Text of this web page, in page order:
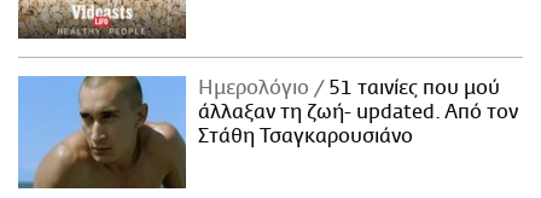
Ημερολόγιο
51 ταινίες που μού
άλλαξαν τη ζωή- updated. Aπό τον
Στάθη Τσαγκαρουσιάνο